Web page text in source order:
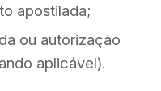
apostilada;
ou autorização
aplicável).